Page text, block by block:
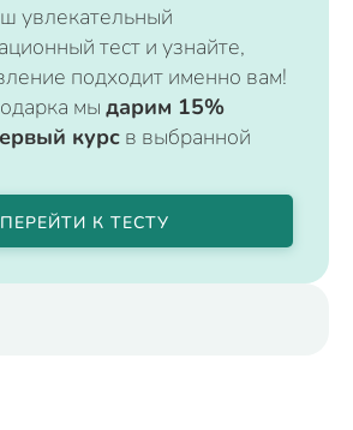
увлекательный
тест и узнайте,
подходит именно вам!
мы дарим 15%
курс в выбранной
ПЕРЕЙТИ К ТЕСТУ